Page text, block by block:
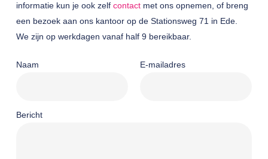
informatie kun je ook zelf contactmet ons opnemen, of breng
een bezoek aan ons kantoor op de Stationsweg 71 in Ede.
We zijn op werkdagen vanaf half 9 bereikbaar.
Naam E-mailadres
Bericht